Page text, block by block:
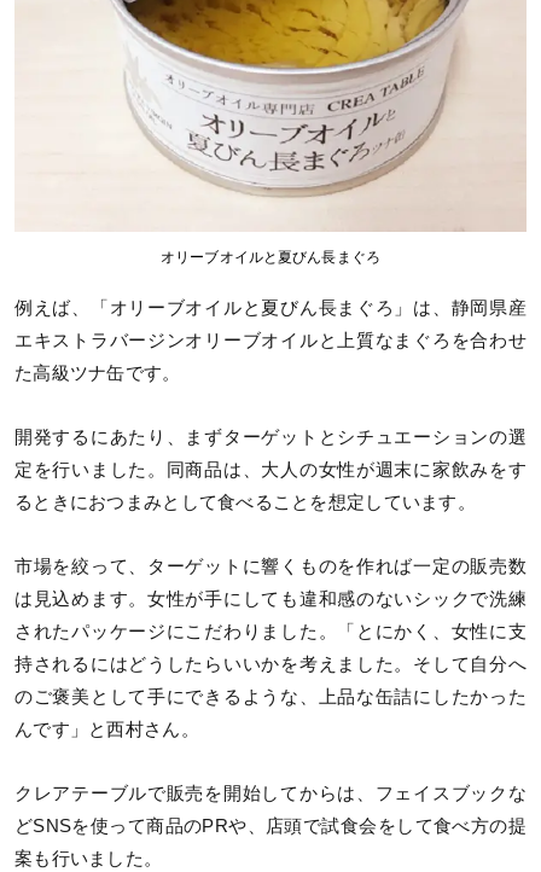
オリーブオイルと夏びん長まぐろ
例えば、「オリーブオイルと夏びん長まぐろ」は、静岡県産
エキストラバージンオリーブオイルと上質なまぐろを合わせ
た高級ツナ缶です。
開発するにあたり、まずターゲットとシチュエーションの選
定を行いました。同商品は、大人の女性が週末に家飲みをす
るときにおつまみとして食べることを想定しています。
市場を絞って、ターゲットに響くものを作れば一定の販売数
は見込めます。女性が手にしても違和感のないシックで洗練
されたパッケージにこだわりました。「とにかく、女性に支
持されるにはどうしたらいいかを考えました。そして自分へ
のご褒美として手にできるような、上品な缶詰にしたかった
んです」と西村さん。
クレアテーブルで販売を開始してからは、フェイスブックな
どSNSを使って商品のPRや、店頭で試食会をして食べ方の提
案も行いました。